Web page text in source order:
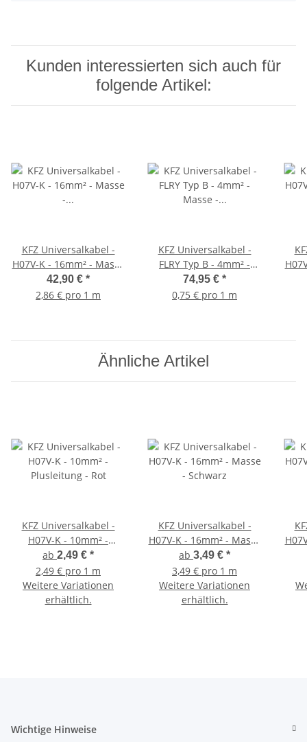
Kunden interessierten sich auch für
folgende Artikel:
KFZ Universalkabel -
H07V-K - 16mm² - Masse
- Schwarz 15 Meter
42,90 € *
2,86 € pro 1 m
KFZ Universalkabel -
FLRY Typ B - 4mm² -
Masse - Schwarz 100
Meter
74,95 € *
0,75 € pro 1 m
Ähnliche Artikel
KFZ Universalkabel -
H07V-K - 10mm² -
Plusleitung - Rot
ab 2,49 € *
2,49 € pro 1 m
Weitere Variationen
erhältlich.
KFZ Universalkabel -
H07V-K - 16mm² - Masse
- Schwarz
ab 3,49 € *
3,49 € pro 1 m
Weitere Variationen
erhältlich.
Wichtige Hinweise